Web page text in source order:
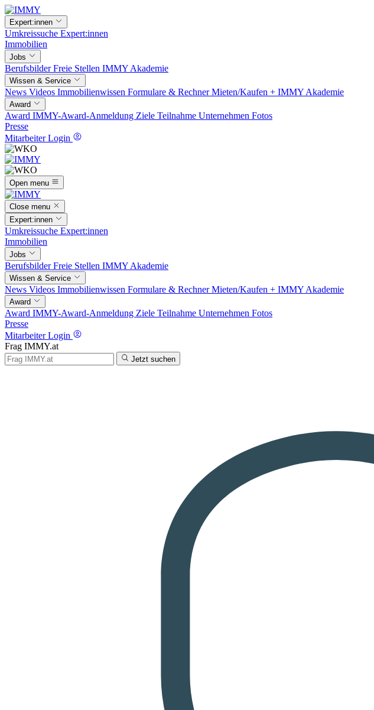
Expert:innen
Umkreissuche Expert:innen
Immobilien
Jobs
BerufsbilderFreie Stellen IMMY Akademie
Wissen & Service
News Videos Immobilienwissen Formulare & RechnerMieten/Kaufen + IMMY Akademie
Award
Award IMMY-Award-Anmeldung Ziele Teilnahme Unternehmen Fotos
Presse
Mitarbeiter Login
Open menu
Close menu
Expert:innen
Umkreissuche Expert:innen
Immobilien
Jobs
BerufsbilderFreie Stellen IMMY Akademie
Wissen & Service
News Videos Immobilienwissen Formulare & RechnerMieten/Kaufen + IMMY Akademie
Award
Award IMMY-Award-Anmeldung Ziele Teilnahme Unternehmen Fotos
Presse
Mitarbeiter Login
Frag IMMY.at
Jetzt suchen